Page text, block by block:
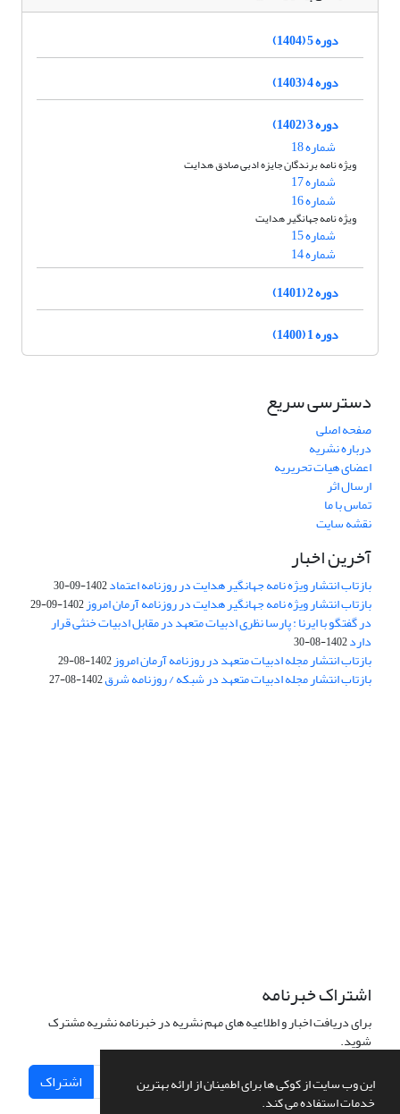
این وب سایت از کوکی ها برای اطمینان از ارائه بهترین
خدمات استفاده می کند.
دوره 5 (1404)
دوره 4 (1403)
دوره 3 (1402)
شماره 18
ویژه نامه برندگان جایزه ادبی صادق هدایت
شماره 17
شماره 16
ویژه نامه جهانگیر هدایت
شماره 15
شماره 14
دوره 2 (1401)
دوره 1 (1400)
دسترسی سریع
صفحه اصلی
درباره نشریه
اعضای هیات تحریریه
ارسال اثر
تماس با ما
نقشه سایت
آخرین اخبار
بازتاب انتشار ویژه نامه جهانگیر هدایت در روزنامه اعتماد1402-09-30
بازتاب انتشار ویژه نامه جهانگیر هدایت در روزنامه آرمان امروز1402-09-29
در گفتگو با ایرنا : پارسا نظری ادبیات متعهد در مقابل ادبیات خنثی قرار
دارد1402-08-30
بازتاب انتشار مجله ادبیات متعهد در روزنامه آرمان امروز1402-08-29
بازتاب انتشار مجله ادبیات متعهد در شبکه / روزنامه شرق1402-08-27
اشتراک خبرنامه
برای دریافت اخبار و اطلاعیه های مهم نشریه در خبرنامه نشریه مشترک
شوید.
اشتراک